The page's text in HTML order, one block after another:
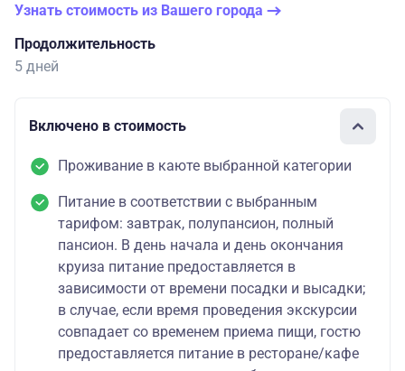
Узнать стоимость из Вашего города
Продолжительность
5 дней
Включено в стоимость
Проживание в каюте выбранной категории
Питание в соответствии с выбранным
тарифом: завтрак, полупансион, полный
пансион. В день начала и день окончания
круиза питание предоставляется в
зависимости от времени посадки и высадки;
в случае, если время проведения экскурсии
совпадает со временем приема пищи, гостю
предоставляется питание в ресторане/кафе